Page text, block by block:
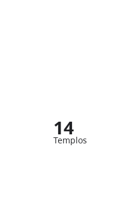
14
Templos